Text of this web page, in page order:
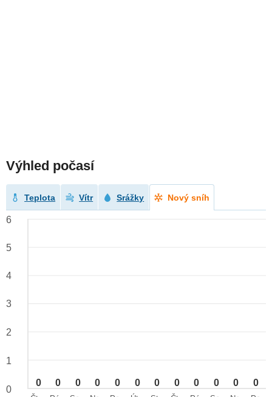
Výhled počasí
Teplota Vítr Srážky Nový sníh
0 0 0 0 0 0 0 0 0 0 0 0
6
5
4
3
2
1
0